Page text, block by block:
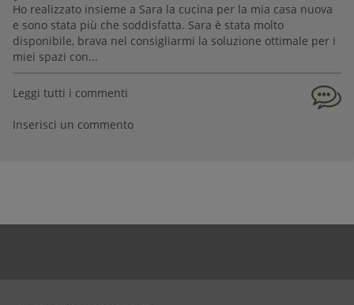
Ho realizzato insieme a Sara la cucina per la mia casa nuova
e sono stata più che soddisfatta. Sara è stata molto
disponibile, brava nel consigliarmi la soluzione ottimale per i
miei spazi con...
Leggi tutti i commenti
Inserisci un commento